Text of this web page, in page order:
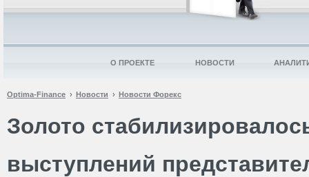
Optima-Finance Новости Новости Форекс
Золото
выступлений
О ПРОЕКТЕ НОВОСТИ